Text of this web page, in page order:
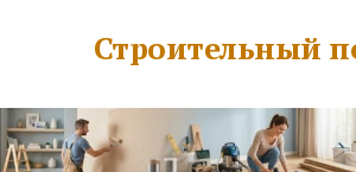
Строительный